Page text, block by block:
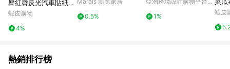
行申訴，恕無法贈點回饋。 10. 部分點數紅包僅限指定商品使
用，或不適用於無回饋商品。各點數紅包之適用商品與使用條件
請依點數紅包頁面規則為準。
脣紅脣反光汽車貼紙個
性創意電動車摩托車貼
蝦皮購物
4%
0.5%
1%
百潔
台灣
蝦皮
熱銷排行榜